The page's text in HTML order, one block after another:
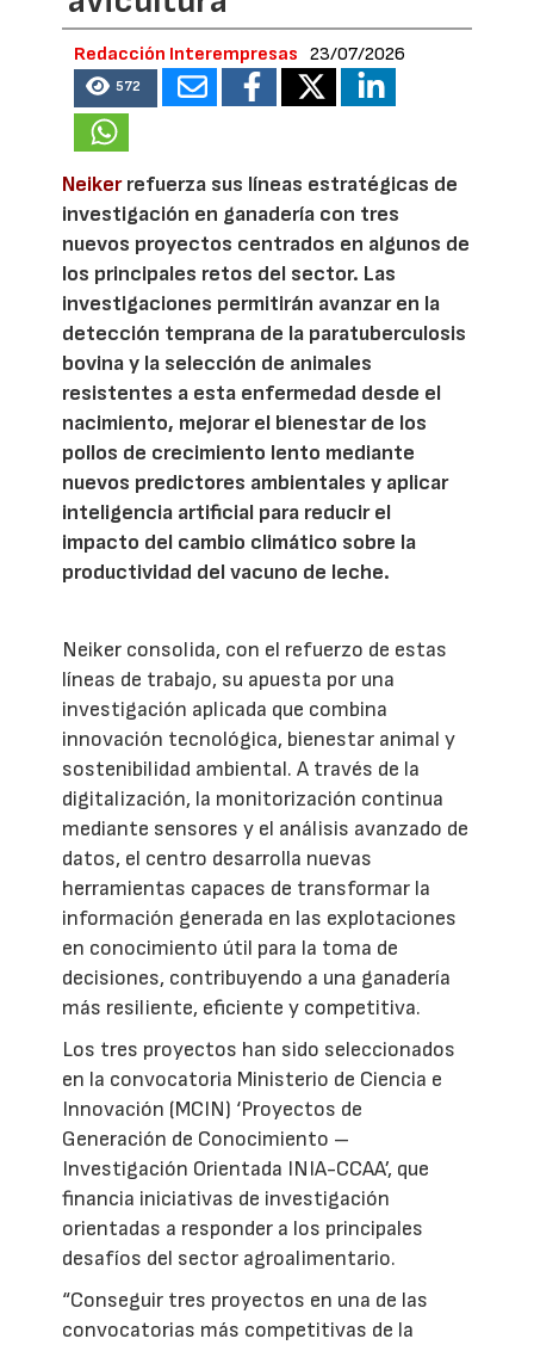
Redacción Interempresas 23/07/2026
572
Neikerrefuerza sus líneas estratégicas de
investigación en ganadería con tres
nuevos proyectos centrados en algunos de
los principales retos del sector. Las
investigaciones permitirán avanzar en la
detección temprana de la paratuberculosis
bovina y la selección de animales
resistentes a esta enfermedad desde el
nacimiento, mejorar el bienestar de los
pollos de crecimiento lento mediante
nuevos predictores ambientales y aplicar
inteligencia artificial para reducir el
impacto del cambio climático sobre la
productividad del vacuno de leche.
Neiker consolida, con el refuerzo de estas
líneas de trabajo, su apuesta por una
investigación aplicada que combina
innovación tecnológica, bienestar animal y
sostenibilidad ambiental. A través de la
digitalización, la monitorización continua
mediante sensores y el análisis avanzado de
datos, el centro desarrolla nuevas
herramientas capaces de transformar la
información generada en las explotaciones
en conocimiento útil para la toma de
decisiones, contribuyendo a una ganadería
más resiliente, eficiente y competitiva.
Los tres proyectos han sido seleccionados
en la convocatoria Ministerio de Ciencia e
Innovación (MCIN) ‘Proyectos de
Generación de Conocimiento –
Investigación Orientada INIA-CCAA’, que
financia iniciativas de investigación
orientadas a responder a los principales
desafíos del sector agroalimentario.
“Conseguir tres proyectos en una de las
convocatorias más competitivas de la